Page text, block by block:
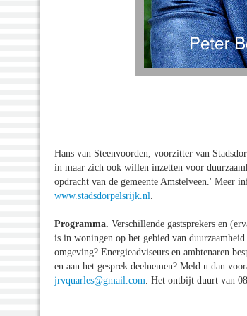
Hans van Steenvoorden, voorzitter van
in maar zich ook willen inzetten voor
opdracht van de gemeente Amstelveen.' Meer
www.stadsdorpelsrijk.nl
Programma. Verschillende gastsprekers en
is in woningen op het gebied van
omgeving? Energieadviseurs en ambtenaren
en aan het gesprek deelnemen? Meld u dan
jrvquarles@gmail.com . Het ontbijt duurt van